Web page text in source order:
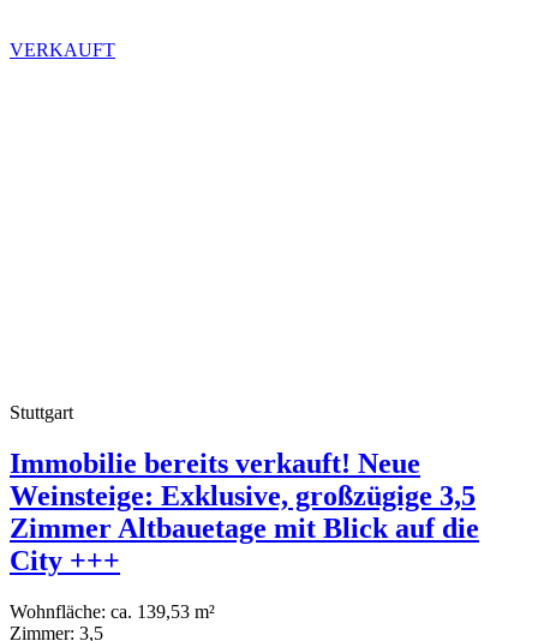
VERKAUFT
Stuttgart
Immobilie bereits verkauft! Neue
Weinsteige: Exklusive, großzügige 3,5
Zimmer Altbauetage mit Blick auf die
City +++
Wohnfläche: ca. 139,53 m²
Zimmer: 3,5